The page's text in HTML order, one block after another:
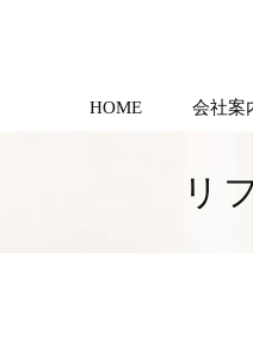
HOME 会社案
リ